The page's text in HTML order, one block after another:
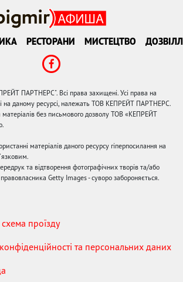
РЕСТОРАНИ МИСТЕЦТВО
ПАРТНЕРС". Всі права захищені. Усі права на
на даному ресурсі, належать ТОВ КЕПРЕЙТ ПАРТНЕРС.
без письмового дозволу ТОВ «КЕПРЕЙТ
матеріалів даного ресурсу гіперпосилання на
та відтворення фотографічних творів та/або
правовласника Getty Images - суворо забороняється.
проїзду
та персональних даних